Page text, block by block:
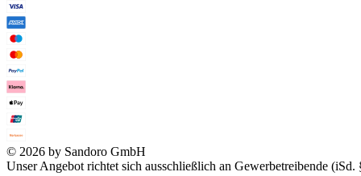
© 2026 by Sandoro GmbH
Unser Angebot richtet sich ausschließlich an Gewerbetreibende (iSd.